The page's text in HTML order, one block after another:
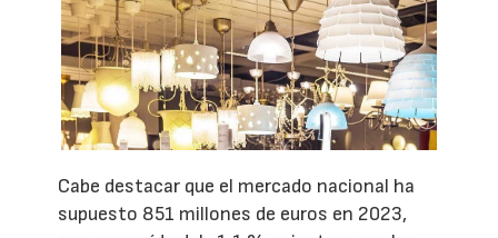
Cabe destacar que el mercado nacional ha
supuesto 851 millones de euros en 2023,